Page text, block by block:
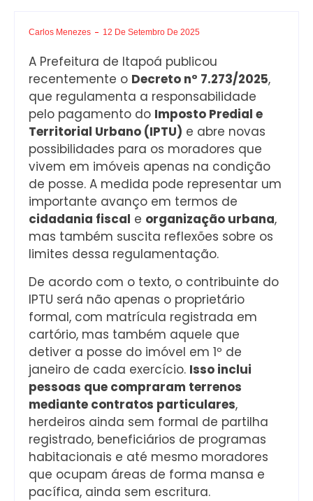
Carlos Menezes 12 De Setembro De 2025
A Prefeitura de Itapoá publicou
recentemente o Decreto nº 7.273/2025,
que regulamenta a responsabilidade
pelo pagamento do Imposto Predial e
Territorial Urbano (IPTU) e abre novas
possibilidades para os moradores que
vivem em imóveis apenas na condição
de posse. A medida pode representar um
importante avanço em termos de
cidadania fiscal e organização urbana,
mas também suscita reflexões sobre os
limites dessa regulamentação.
De acordo com o texto, o contribuinte do
IPTU será não apenas o proprietário
formal, com matrícula registrada em
cartório, mas também aquele que
detiver a posse do imóvel em 1º de
janeiro de cada exercício. Isso inclui
pessoas que compraram terrenos
mediante contratos particulares,
herdeiros ainda sem formal de partilha
registrado, beneficiários de programas
habitacionais e até mesmo moradores
que ocupam áreas de forma mansa e
pacífica, ainda sem escritura.